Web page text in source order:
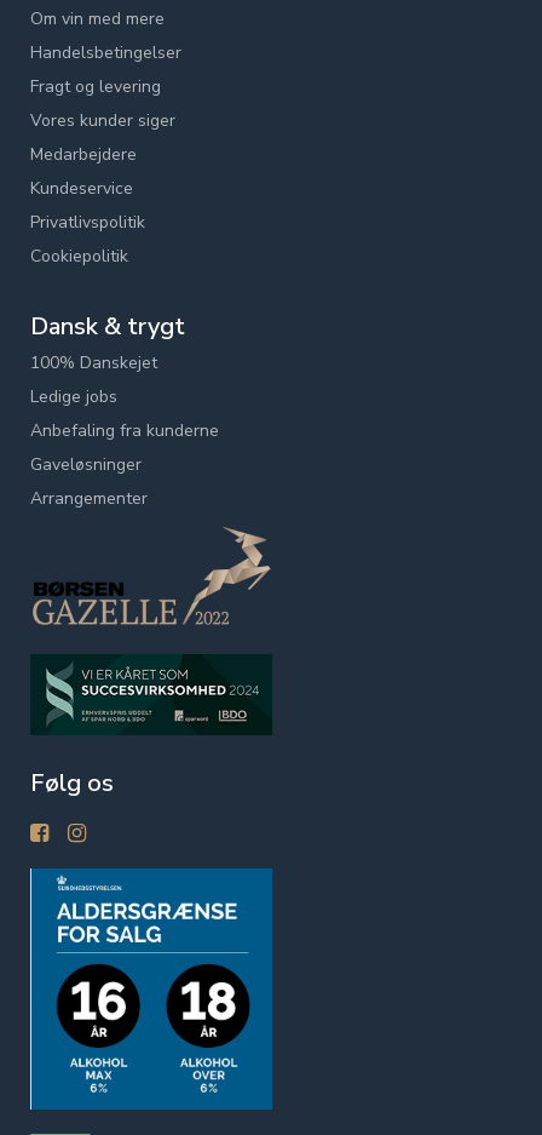
Om vin med mere
Handelsbetingelser
Fragt og levering
Vores kunder siger
Medarbejdere
Kundeservice
Privatlivspolitik
Cookiepolitik
Dansk & trygt
100% Danskejet
Ledige jobs
Anbefaling fra kunderne
Gaveløsninger
Arrangementer
Følg os